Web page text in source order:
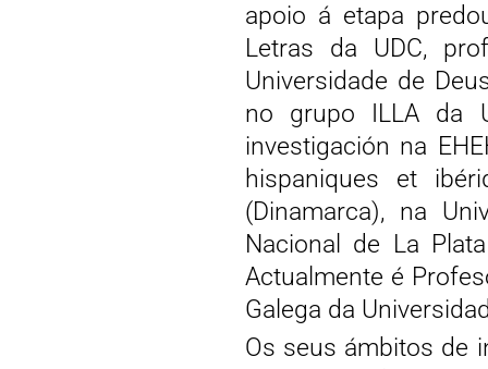
apoio á etapa
Letras da UDC,
Universidade de
no grupo ILLA da
investigación na
hispaniques et
(Dinamarca), na
Nacional de La
Actualmente é
Galega da
Os seus ámbitos de